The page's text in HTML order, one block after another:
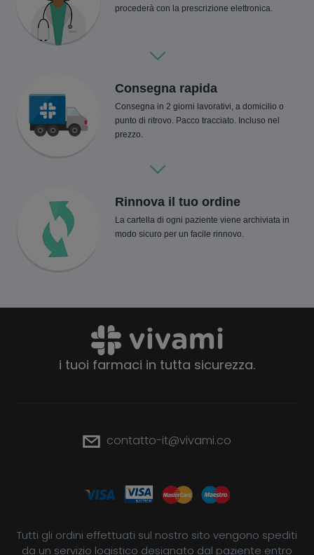
procederà con la prescrizione elettronica.
Consegna rapida
Consegna in 2 giorni lavorativi, a domicilio o
punto di ritrovo. Pacco tracciato. Incluso nel
prezzo.
Rinnova il tuo ordine
La cartella di ogni paziente viene archiviata in
modo sicuro per un facile rinnovo.
i tuoi farmaci in tutta sicurezza.
contatto-it@vivami.co
Tutti gli ordini effettuati sul nostro sito vengono spediti
da un servizio logistico designato dal paziente entro